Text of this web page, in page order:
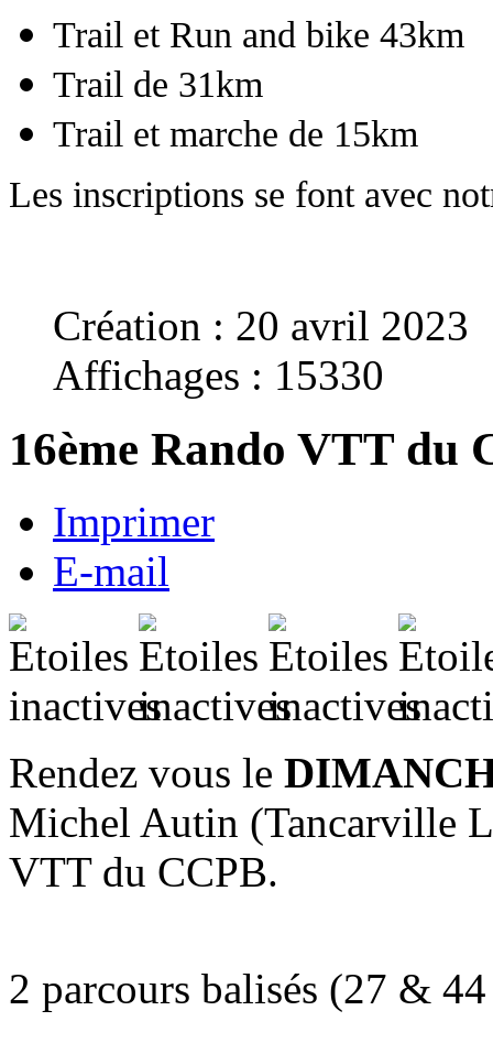
Trail et Run and bike 43km
Trail de 31km
Trail et marche de 15km
Les inscriptions se font avec
Création : 20 avril 2023
Affichages : 15330
16ème Rando VTT du
Imprimer
E-mail
Rendez vous le
Michel Autin (Tancarville
VTT du CCPB.
2 parcours balisés (27 &